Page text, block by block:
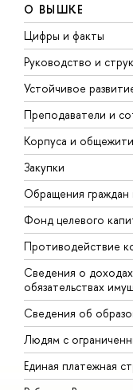
О ВЫШКЕ
Цифры и факты
Руководство и
Устойчивое
Преподаватели и
Корпуса и
Закупки
Обращения
Фонд целевого
Противодействие
Сведения о
обязательствах
Сведения об
Людям с
Единая платежная